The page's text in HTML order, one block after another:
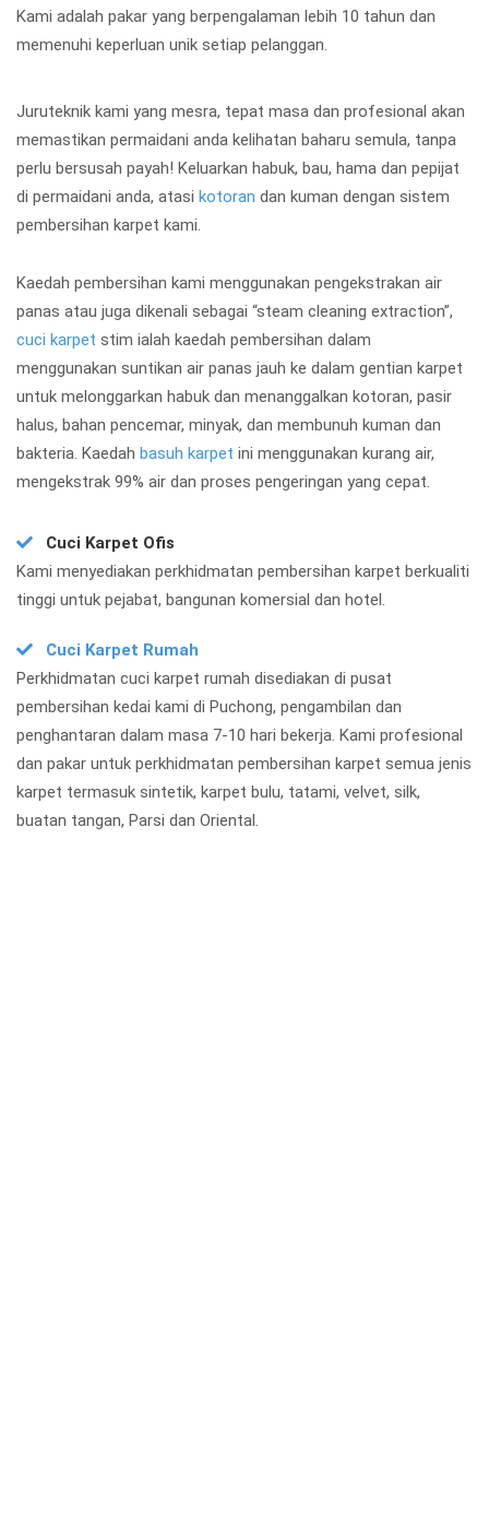
Kami adalah pakar yang berpengalaman lebih 10 tahun dan
memenuhi keperluan unik setiap pelanggan.
Juruteknik kami yang mesra, tepat masa dan profesional akan
memastikan permaidani anda kelihatan baharu semula, tanpa
perlu bersusah payah! Keluarkan habuk, bau, hama dan pepijat
di permaidani anda, atasi kotoran dan kuman dengan sistem
pembersihan karpet kami.
Kaedah pembersihan kami menggunakan pengekstrakan air
panas atau juga dikenali sebagai “steam cleaning extraction”,
cuci karpet stim ialah kaedah pembersihan dalam
menggunakan suntikan air panas jauh ke dalam gentian karpet
untuk melonggarkan habuk dan menanggalkan kotoran, pasir
halus, bahan pencemar, minyak, dan membunuh kuman dan
bakteria. Kaedah basuh karpet ini menggunakan kurang air,
mengekstrak 99% air dan proses pengeringan yang cepat.
Cuci Karpet Ofis
Kami menyediakan perkhidmatan pembersihan karpet berkualiti
tinggi untuk pejabat, bangunan komersial dan hotel.
Cuci Karpet Rumah
Perkhidmatan cuci karpet rumah disediakan di pusat
pembersihan kedai kami di Puchong, pengambilan dan
penghantaran dalam masa 7-10 hari bekerja. Kami profesional
dan pakar untuk perkhidmatan pembersihan karpet semua jenis
karpet termasuk sintetik, karpet bulu, tatami, velvet, silk,
buatan tangan, Parsi dan Oriental.